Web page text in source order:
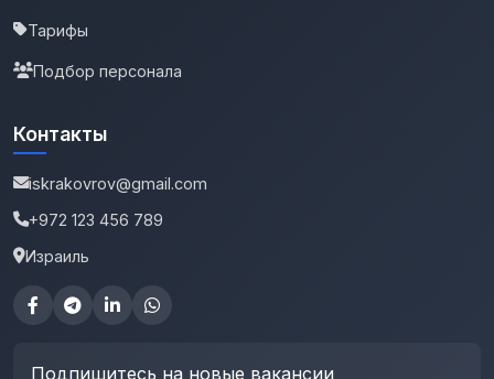
Тарифы
Подбор персонала
Контакты
iskrakovrov@gmail.com
+972 123 456 789
Израиль
Подпишитесь на новые вакансии